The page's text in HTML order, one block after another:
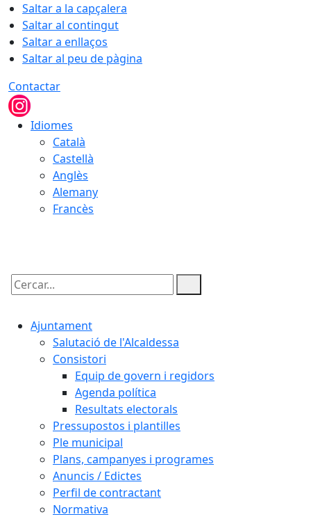
Saltar a la capçalera
Saltar al contingut
Saltar a enllaços
Saltar al peu de pàgina
Contactar
Idiomes
Català
Castellà
Anglès
Alemany
Francès
Cercar:
Ajuntament
Salutació de l'Alcaldessa
Consistori
Equip de govern i regidors
Agenda política
Resultats electorals
Pressupostos i plantilles
Ple municipal
Plans, campanyes i programes
Anuncis / Edictes
Perfil de contractant
Normativa